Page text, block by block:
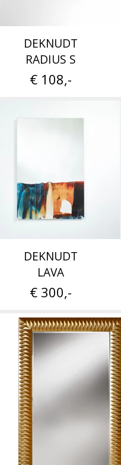
DEKNUDT
RADIUS S
€ 108,-
DEKNUDT
LAVA
€ 300,-